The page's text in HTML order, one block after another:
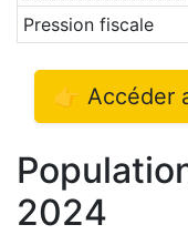
Pression fiscale
👉 Accéder
2024